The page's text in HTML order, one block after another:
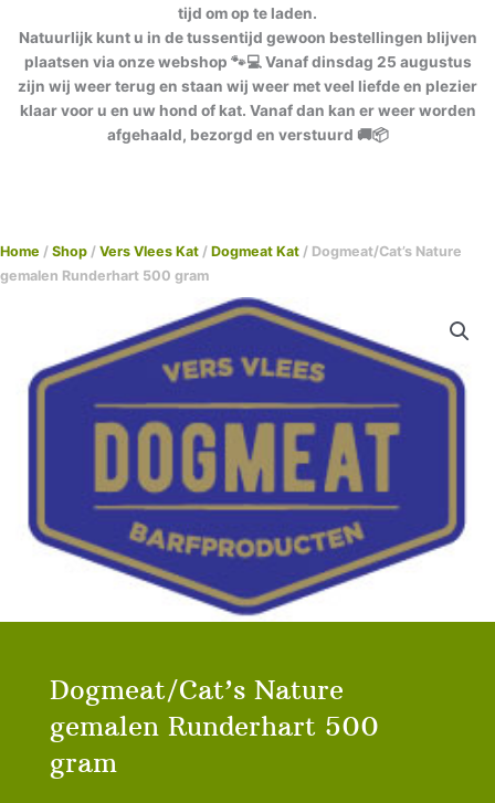
tijd om op te laden.
Natuurlijk kunt u in de tussentijd gewoon bestellingen blijven
plaatsen via onze webshop 🐾💻 Vanaf dinsdag 25 augustus
zijn wij weer terug en staan wij weer met veel liefde en plezier
klaar voor u en uw hond of kat. Vanaf dan kan er weer worden
afgehaald, bezorgd en verstuurd 🚚📦
Home / Shop / Vers Vlees Kat / Dogmeat Kat / Dogmeat/Cat’s Nature
gemalen Runderhart 500 gram
Dogmeat/Cat’s Nature
gemalen Runderhart 500
gram